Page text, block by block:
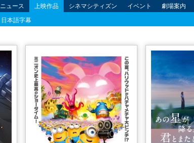
ニュース 上映作品 シネマシティズン イベント 劇場案内
日本語字幕